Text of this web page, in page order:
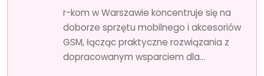
r-kom w Warszawie koncentruje się na
doborze sprzętu mobilnego i akcesoriów
GSM, łącząc praktyczne rozwiązania z
dopracowanym wsparciem dla...